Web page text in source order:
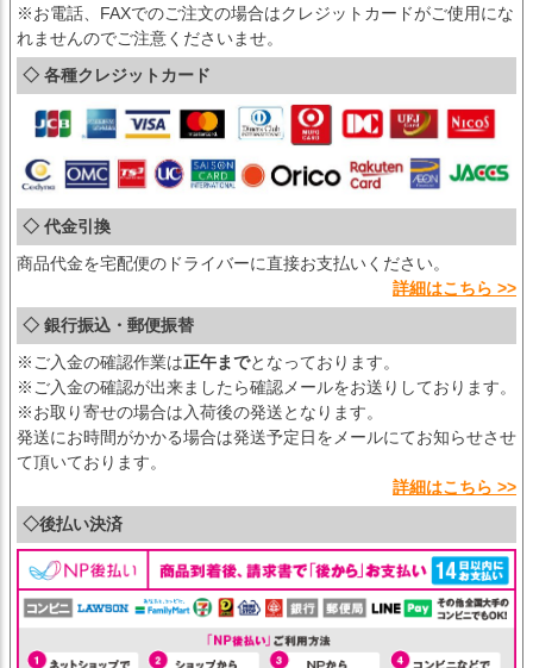
※お電話、FAXでのご注文の場合はクレジットカードがご使用にな
れませんのでご注意くださいませ。
◇ 各種クレジットカード
◇ 代金引換
商品代金を宅配便のドライバーに直接お支払いください。
詳細はこちら >>
◇ 銀行振込・郵便振替
※ご入金の確認作業は正午までとなっております。
※ご入金の確認が出来ましたら確認メールをお送りしております。
※お取り寄せの場合は入荷後の発送となります。
発送にお時間がかかる場合は発送予定日をメールにてお知らせさせ
て頂いております。
詳細はこちら >>
◇後払い決済